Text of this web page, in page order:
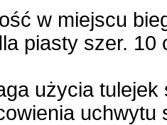
w miejscu
piasty szer. 10
użycia tulejek